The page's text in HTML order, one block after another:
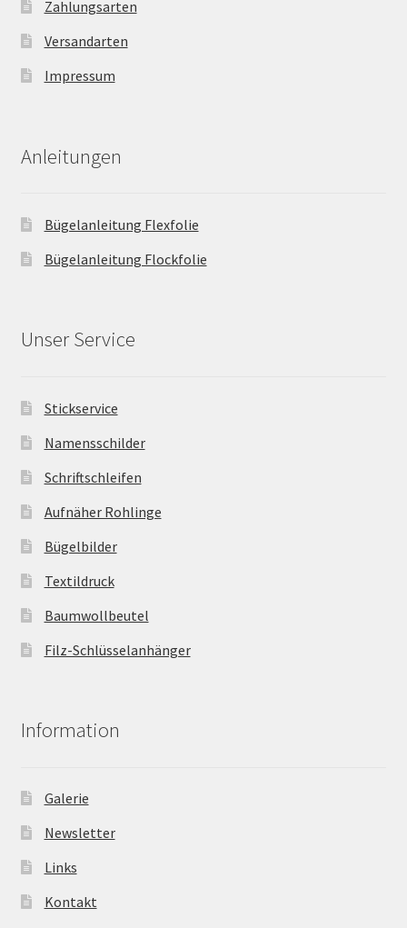
Zahlungsarten
Versandarten
Impressum
Anleitungen
Bügelanleitung Flexfolie
Bügelanleitung Flockfolie
Unser Service
Stickservice
Namensschilder
Schriftschleifen
Aufnäher Rohlinge
Bügelbilder
Textildruck
Baumwollbeutel
Filz-Schlüsselanhänger
Information
Galerie
Newsletter
Links
Kontakt